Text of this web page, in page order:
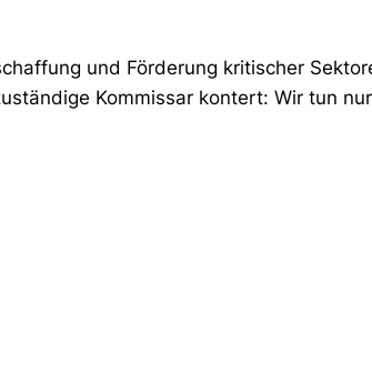
und Förderung kritischer
Kommissar kontert: Wir tun